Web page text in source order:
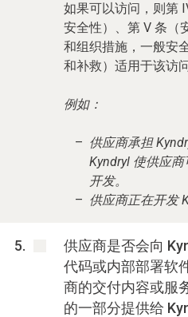
如果可以访问，则第
安全性）、第 V 条（
和组织措施，一般安
和补救）适用于该访问
例如：
供应商承担
Kyndryl 使供应
开发。
供应商正在开发
供应商是否会向
代码或内部部署软
商的交付内容或服
的一部分提供给